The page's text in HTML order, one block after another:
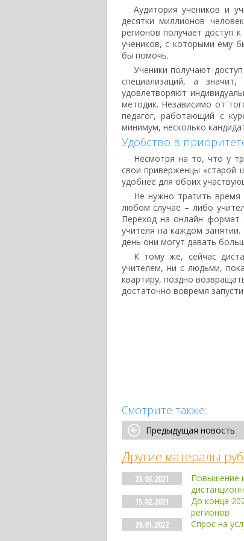
Аудитория учеников и
десятки миллионов
регионов получает доступ
учеников, с которыми ему
бы помочь.
Ученики получают
специализаций, а
удовлетворяют
методик. Независимо от
педагог, работающий с
минимум, несколько
Удобство в
Несмотря на то, что у
свои приверженцы «старой
удобнее для обоих
Не нужно тратить
любом случае – либо
Переход на онлайн формат
учителя на каждом
день они могут давать
К тому же, сейчас
учителем, ни с людьми,
квартиру, поздно
достаточно вовремя
Смотрите также:
Предыдущая новость
Другие матералы
23.03.2021
Повышение
15.02.2021
До конца
регионов
26.01.2022
Спрос на